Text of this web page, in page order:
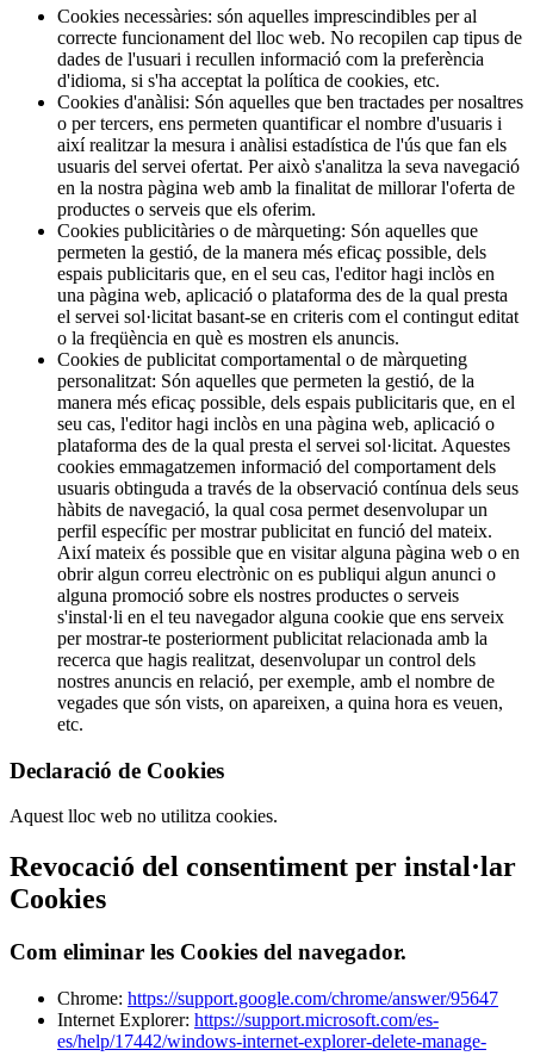
Cookies necessàries: són aquelles imprescindibles per al
correcte funcionament del lloc web. No recopilen cap tipus de
dades de l'usuari i recullen informació com la preferència
d'idioma, si s'ha acceptat la política de cookies, etc.
Cookies d'anàlisi: Són aquelles que ben tractades per nosaltres
o per tercers, ens permeten quantificar el nombre d'usuaris i
així realitzar la mesura i anàlisi estadística de l'ús que fan els
usuaris del servei ofertat. Per això s'analitza la seva navegació
en la nostra pàgina web amb la finalitat de millorar l'oferta de
productes o serveis que els oferim.
Cookies publicitàries o de màrqueting: Són aquelles que
permeten la gestió, de la manera més eficaç possible, dels
espais publicitaris que, en el seu cas, l'editor hagi inclòs en
una pàgina web, aplicació o plataforma des de la qual presta
el servei sol·licitat basant-se en criteris com el contingut editat
o la freqüència en què es mostren els anuncis.
Cookies de publicitat comportamental o de màrqueting
personalitzat: Són aquelles que permeten la gestió, de la
manera més eficaç possible, dels espais publicitaris que, en el
seu cas, l'editor hagi inclòs en una pàgina web, aplicació o
plataforma des de la qual presta el servei sol·licitat. Aquestes
cookies emmagatzemen informació del comportament dels
usuaris obtinguda a través de la observació contínua dels seus
hàbits de navegació, la qual cosa permet desenvolupar un
perfil específic per mostrar publicitat en funció del mateix.
Així mateix és possible que en visitar alguna pàgina web o en
obrir algun correu electrònic on es publiqui algun anunci o
alguna promoció sobre els nostres productes o serveis
s'instal·li en el teu navegador alguna cookie que ens serveix
per mostrar-te posteriorment publicitat relacionada amb la
recerca que hagis realitzat, desenvolupar un control dels
nostres anuncis en relació, per exemple, amb el nombre de
vegades que són vists, on apareixen, a quina hora es veuen,
etc.
Declaració de Cookies
Aquest lloc web no utilitza cookies.
Revocació del consentiment per instal·lar
Cookies
Com eliminar les Cookies del navegador.
Chrome: https://support.google.com/chrome/answer/95647
Internet Explorer: https://support.microsoft.com/es-
es/help/17442/windows-internet-explorer-delete-manage-